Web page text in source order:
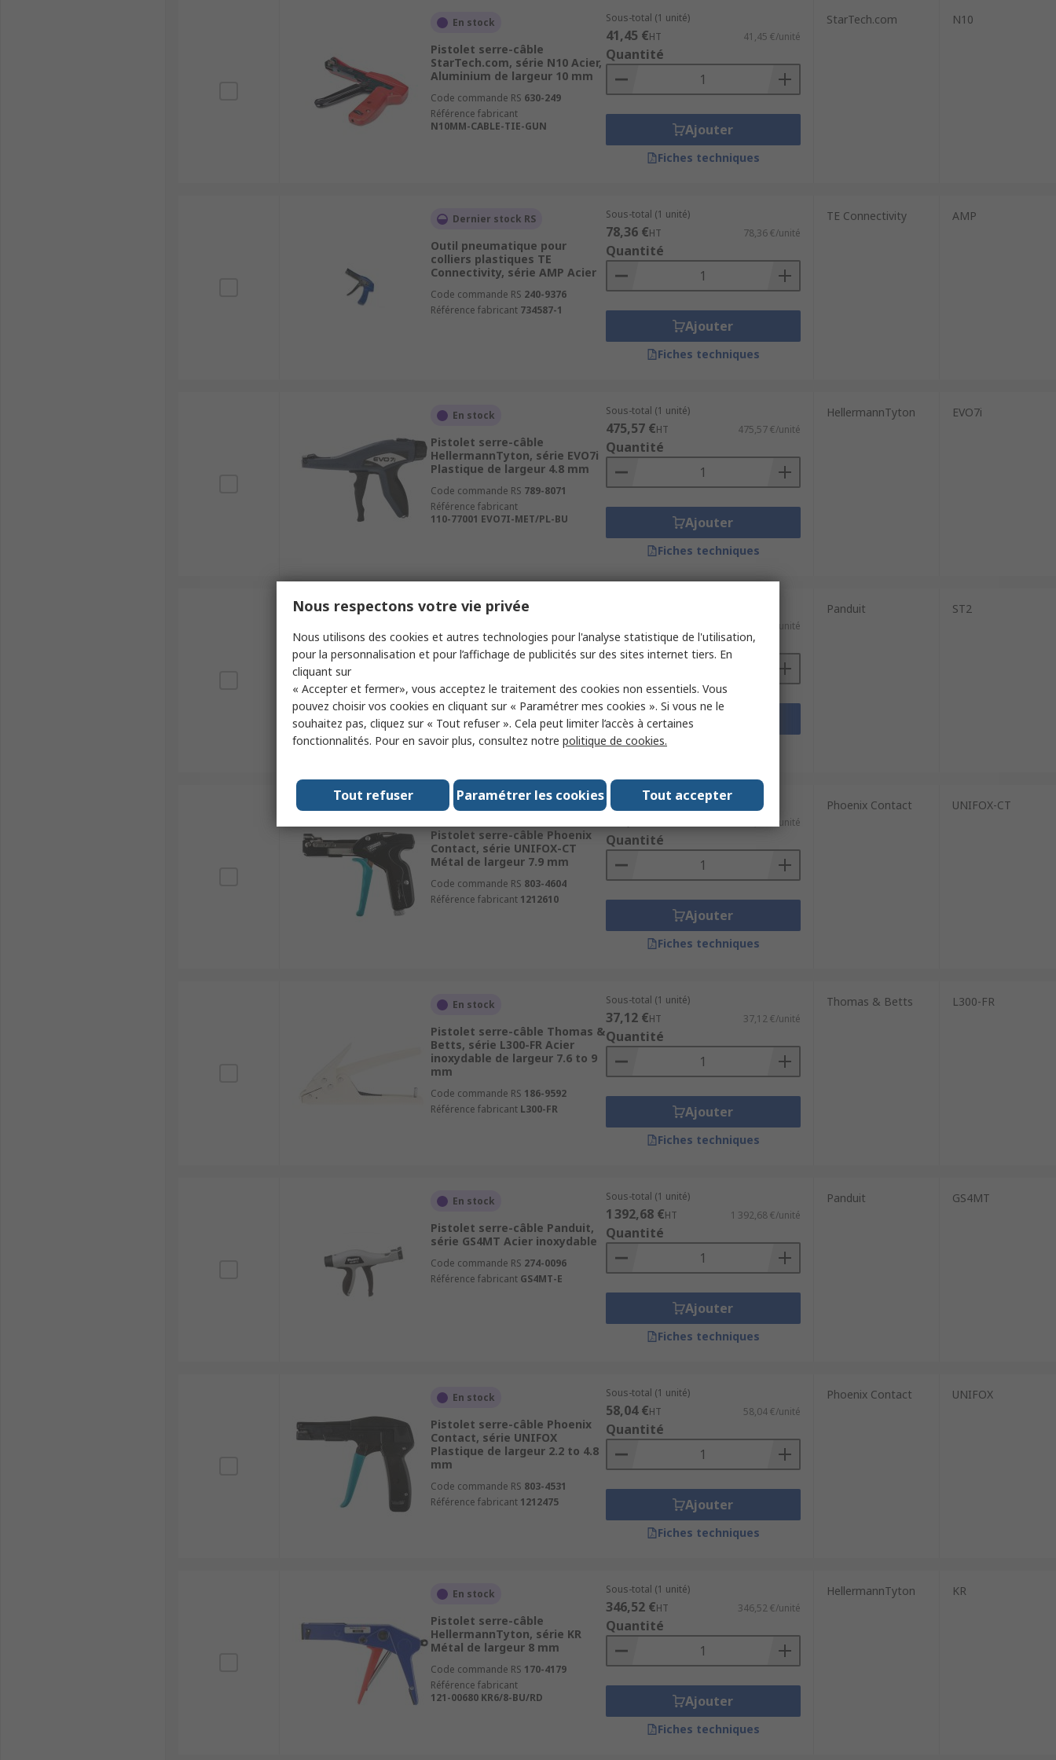
En stock
Pistolet serre-câble
StarTech.com, série N10 Acier,
Aluminium de largeur 10 mm
Code commande RS 630-249
Référence fabricant
N10MM-CABLE-TIE-GUN
Sous-total (1 unité)
41,45 €HT 41,45 €/unité
Quantité
Ajouter
Fiches techniques
StarTech.com N10
Dernier stock RS
Outil pneumatique pour
colliers plastiques TE
Connectivity, série AMP Acier
Code commande RS 240-9376
Référence fabricant 734587-1
Sous-total (1 unité)
78,36 €HT 78,36 €/unité
Quantité
Ajouter
Fiches techniques
TE Connectivity AMP
En stock
Pistolet serre-câble
HellermannTyton, série EVO7i
Plastique de largeur 4.8 mm
Code commande RS 789-8071
Référence fabricant
110-77001 EVO7I-MET/PL-BU
Sous-total (1 unité)
475,57 €HT 475,57 €/unité
Quantité
Ajouter
Fiches techniques
HellermannTyton EVO7i
En stock
Outil d'installation pour serre-
câbles Panduit, série ST2 Acier
inoxydable
Code commande RS274-0117
Référence fabricant ST2MT
389,71 €/unité
Quantité
Ajouter
Fiches techniques
Panduit ST2
En stock
Pistolet serre-câble Phoenix
Contact, série UNIFOX-CT
Métal de largeur 7.9 mm
Code commande RS 803-4604
Référence fabricant 1212610
Sous-total (1 unité)
194,80 €/unité
Quantité
Ajouter
Fiches techniques
Phoenix Contact UNIFOX-CT
En stock
Pistolet serre-câble Thomas &
Betts, série L300-FR Acier
inoxydable de largeur 7.6 to 9
mm
Code commande RS 186-9592
Référence fabricant L300-FR
Sous-total (1 unité)
37,12 €HT 37,12 €/unité
Quantité
Ajouter
Fiches techniques
Thomas & Betts L300-FR
En stock
Pistolet serre-câble Panduit,
série GS4MT Acier inoxydable
Code commande RS 274-0096
Référence fabricant GS4MT-E
Sous-total (1 unité)
1 392,68 €HT 1 392,68 €/unité
Quantité
Ajouter
Fiches techniques
Panduit GS4MT
En stock
Pistolet serre-câble Phoenix
Contact, série UNIFOX
Plastique de largeur 2.2 to 4.8
mm
Code commande RS 803-4531
Référence fabricant 1212475
Sous-total (1 unité)
58,04 €HT 58,04 €/unité
Quantité
Ajouter
Fiches techniques
Phoenix Contact UNIFOX
En stock
Pistolet serre-câble
HellermannTyton, série KR
Métal de largeur 8 mm
Code commande RS 170-4179
Référence fabricant
121-00680 KR6/8-BU/RD
Sous-total (1 unité)
346,52 €HT 346,52 €/unité
Quantité
Ajouter
Fiches techniques
HellermannTyton KR
Nous respectons votre vie privée
Nous utilisons des cookies et autres technologies pour l'analyse statistique de l'utilisation,
pour la personnalisation et pour l’affichage de publicités sur des sites internet tiers. En
cliquant sur
« Accepter et fermer», vous acceptez le traitement des cookies non essentiels. Vous
pouvez choisir vos cookies en cliquant sur « Paramétrer mes cookies ». Si vous ne le
souhaitez pas, cliquez sur « Tout refuser ». Cela peut limiter l’accès à certaines
fonctionnalités. Pour en savoir plus, consultez notre politique de cookies.
Tout accepter
Paramétrer les cookies
Tout refuser